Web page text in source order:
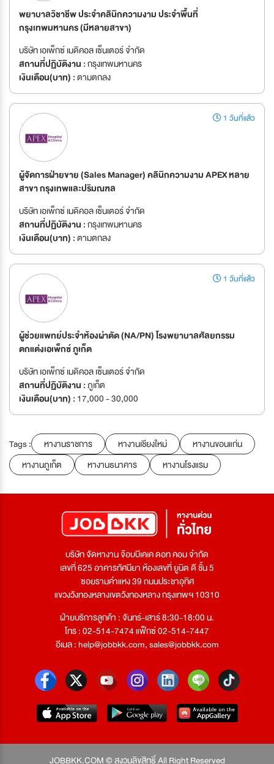
พยาบาลวิชาชีพ ประจำคลินิกความงาม ประจำพื้นที่
กรุงเทพมหานคร (มีหลายสาขา)
บริษัท เอเพ็กซ์ เมดิคอล เซ็นเตอร์ จำกัด
สถานที่ปฏิบัติงาน :กรุงเทพมหานคร
เงินเดือน(บาท) :ตามตกลง
1 วันที่แล้ว
ผู้จัดการฝ่ายขาย (Sales Manager) คลินิกความงาม APEX หลาย
สาขา กรุงเทพและปริมณฑล
บริษัท เอเพ็กซ์ เมดิคอล เซ็นเตอร์ จำกัด
สถานที่ปฏิบัติงาน :กรุงเทพมหานคร
เงินเดือน(บาท) :ตามตกลง
1 วันที่แล้ว
ผู้ช่วยแพทย์ประจำห้องผ่าตัด (NA/PN) โรงพยาบาลศัลยกรรม
ตกแต่งเอเพ็กซ์ ภูเก็ต
บริษัท เอเพ็กซ์ เมดิคอล เซ็นเตอร์ จำกัด
สถานที่ปฏิบัติงาน :ภูเก็ต
เงินเดือน(บาท) : 17,000 - 30,000
Tags : หางานราชการ หางานเชียงใหม่
หางานขอนแก่น
หางานภูเก็ต
หางานธนาคาร หางานโรงแรม
บริษัท จัดหางาน จ๊อบบีเคเค ดอท คอม จำกัด
เลขที่ 625 อาคารทัศนียา ห้องเลขที่ ยูนิต ดี ชั้น 5
ซอยรามคำแหง 39 ถนนประชาอุทิศ
แขวงวังทองหลางเขตวังทองหลาง กรุงเทพฯ 10310
ฝ่ายบริการลูกค้า : จันทร์-เสาร์ 8:30-18:00 น.
โทร : 02-514-7474 แฟ็กซ์ 02-514-7447
อีเมล :help@jobbkk.com,sales@jobbkk.com
JOBBKK.COM © สงวนลิขสิทธิ์ All Right Reserved